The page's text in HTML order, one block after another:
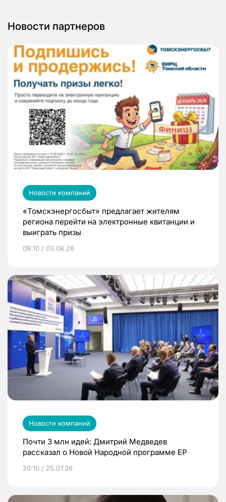
Новости партнеров
Новости компаний
«Томскэнергосбыт» предлагает жителям
региона перейти на электронные квитанции и
выиграть призы
09:10 / 03.08.26
Новости компаний
Почти 3 млн идей: Дмитрий Медведев
рассказал о Новой Народной программе ЕР
20:10 / 25.07.26